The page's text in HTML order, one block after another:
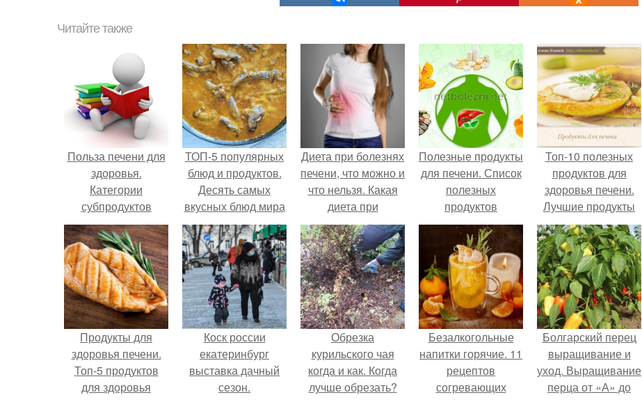
Читайте также
Польза печени для
здоровья.
Категории
субпродуктов
ТОП-5 популярных
блюд и продуктов.
Десять самых
вкусных блюд мира
по мнению
Expressen (Швеция)
Диета при болезнях
печени, что можно и
что нельзя. Какая
диета при
заболевании
печени?
Полезные продукты
для печени. Список
полезных
продуктов
Топ-10 полезных
продуктов для
здоровья печени.
Лучшие продукты
для оздоровления
печени — топ 10
самых полезных!
Продукты для
здоровья печени.
Топ-5 продуктов
для здоровья
Коск россии
екатеринбург
выставка дачный
сезон.
Обрезка
курильского чая
когда и как. Когда
лучше обрезать?
Безалкогольные
напитки горячие. 11
рецептов
согревающих
Болгарский перец
выращивание и
уход. Выращивание
перца от «А» до